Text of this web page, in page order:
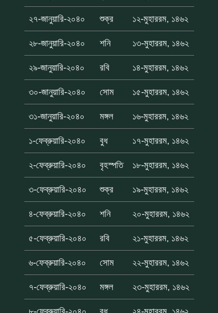
২৭-জানুয়ারি-২০৪০ শুক্র ১২-মুহাররম, ১৪৬২
২৮-জানুয়ারি-২০৪০ শনি ১৩-মুহাররম, ১৪৬২
২৯-জানুয়ারি-২০৪০ রবি ১৪-মুহাররম, ১৪৬২
৩০-জানুয়ারি-২০৪০ সোম ১৫-মুহাররম, ১৪৬২
৩১-জানুয়ারি-২০৪০ মঙ্গল ১৬-মুহাররম, ১৪৬২
১-ফেব্রুয়ারি-২০৪০ বুধ ১৭-মুহাররম, ১৪৬২
২-ফেব্রুয়ারি-২০৪০ বৃহস্পতি ১৮-মুহাররম, ১৪৬২
৩-ফেব্রুয়ারি-২০৪০ শুক্র ১৯-মুহাররম, ১৪৬২
৪-ফেব্রুয়ারি-২০৪০ শনি ২০-মুহাররম, ১৪৬২
৫-ফেব্রুয়ারি-২০৪০ রবি ২১-মুহাররম, ১৪৬২
৬-ফেব্রুয়ারি-২০৪০ সোম ২২-মুহাররম, ১৪৬২
৭-ফেব্রুয়ারি-২০৪০ মঙ্গল ২৩-মুহাররম, ১৪৬২